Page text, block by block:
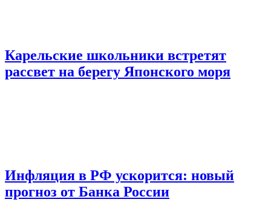
Карельские школьники встретят
рассвет на берегу Японского моря
Инфляция в РФ ускорится: новый
прогноз от Банка России